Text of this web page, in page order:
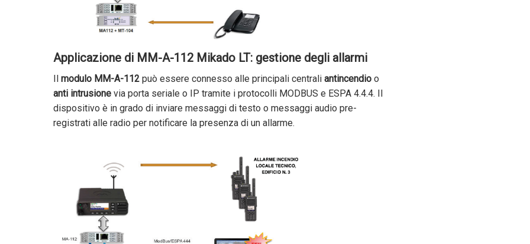
Applicazione di MM-A-112 Mikado LT: gestione degli allarmi
modulo MM-A-112 può essere connesso alle principali centrali antincendio o
anti intrusione via porta seriale o IP tramite i protocolli MODBUS e ESPA 4.4.4. Il
dispositivo è in grado di inviare messaggi di testo o messaggi audio pre-
registrati alle radio per notificare la presenza di un allarme.